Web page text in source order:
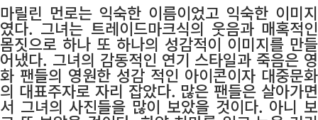
마릴린 먼로는 익숙한 이름이었고 익숙한 이미지
였다. 그녀는 트레이드마크식의 웃음과 매혹적인
몸짓으로 하나 또 하나의 성감적이 이미지를 만들
어냈다. 그녀의 감동적인 연기 스타일과 죽음은 영
화 팬들의 영원한 성감 적인 아이콘이자 대중문화
의 대표주자로 자리 잡았다. 많은 팬들은 살아가면
서 그녀의 사진들을 많이 보았을 것이다. 아니 보